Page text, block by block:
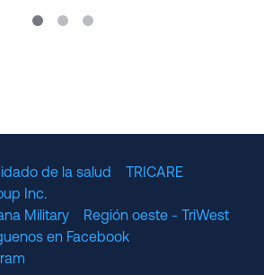
de la salud
TRICARE
Inc.
Military
Región oeste - TriWest
en Facebook